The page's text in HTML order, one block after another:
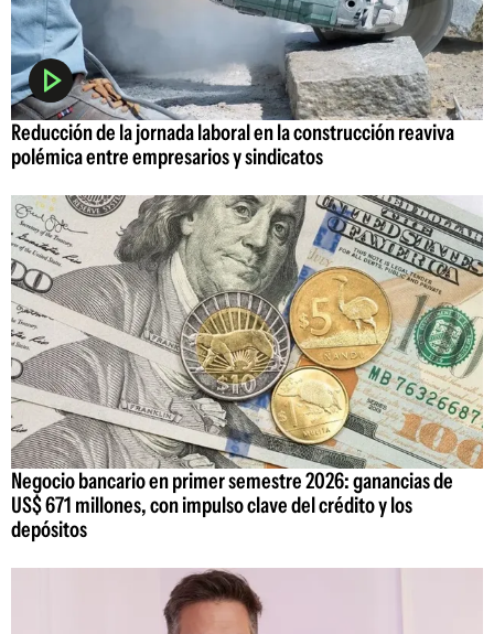
Reducción de la jornada laboral en la construcción reaviva
polémica entre empresarios y sindicatos
Negocio bancario en primer semestre 2026: ganancias de
US$ 671 millones, con impulso clave del crédito y los
depósitos